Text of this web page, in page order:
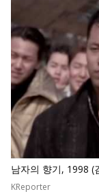
남자의 향기, 1998 (
KReporter